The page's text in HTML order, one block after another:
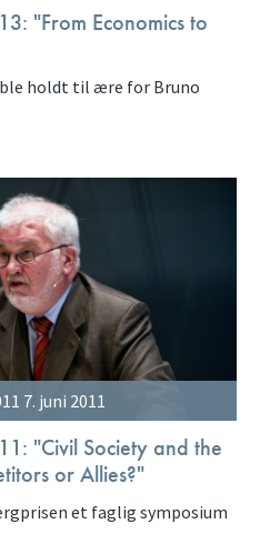
"From Economics to
holdt til ære for Bruno
7. juni 2011
"Civil Society and the
or Allies?"
et faglig symposium